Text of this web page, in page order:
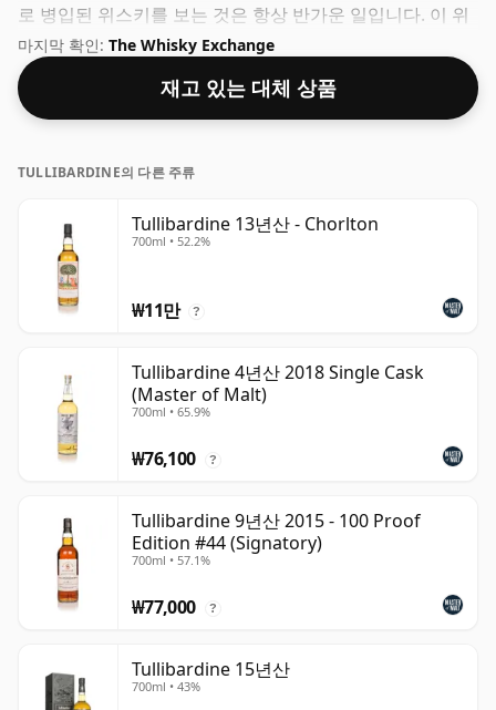
로 병입된 위스키를 보는 것은 항상 반가운 일입니다. 이 위
스키는 일반 크기인 75cl로 배송됩니다.
마지막 확인: The Whisky Exchange
재고 있는 대체 상품
TULLIBARDINE의 다른 주류
Tullibardine 13년산 - Chorlton
700ml • 52.2%
₩11만 ?
Tullibardine 4년산 2018 Single Cask
(Master of Malt)
700ml • 65.9%
₩76,100 ?
Tullibardine 9년산 2015 - 100 Proof
Edition #44 (Signatory)
700ml • 57.1%
₩77,000 ?
Tullibardine 15년산
700ml • 43%